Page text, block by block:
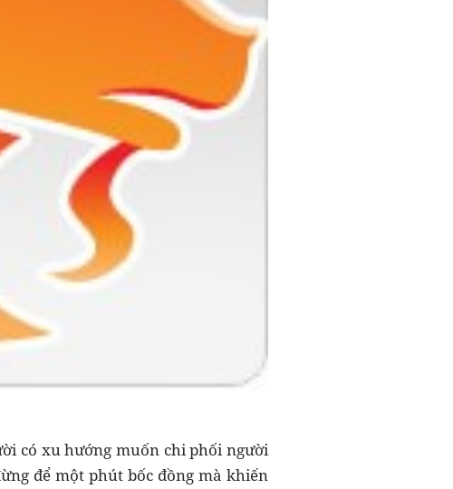
có xu hướng muốn chi phối người
để một phút bốc đồng mà khiến